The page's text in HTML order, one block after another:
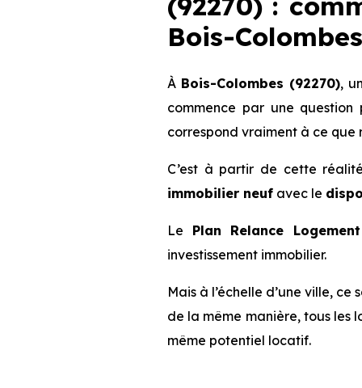
Bois-Colombes
À Bois-Colombes (92270), un
commence par une
correspond vraiment à ce que
C’est à partir de cette
immobilier neuf avec le
Le Plan Relance
investissement immobilier.
Mais à l’échelle d’une ville,
de la même manière, tous les
même potentiel locatif.